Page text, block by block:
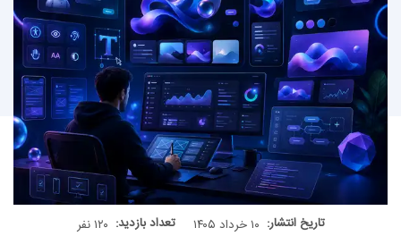
تاریخ انتشار: ۱۰ خرداد ۱۴۰۵ تعداد بازدید: ۱۲۰ نفر